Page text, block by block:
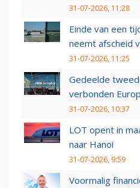
31-07-2026, 11:28
Einde van een
neemt afscheid
31-07-2026, 11:25
Gedeelde
verbonden
31-07-2026, 10:37
LOT opent in
naar Hanoi
31-07-2026, 9:59
Voormalig